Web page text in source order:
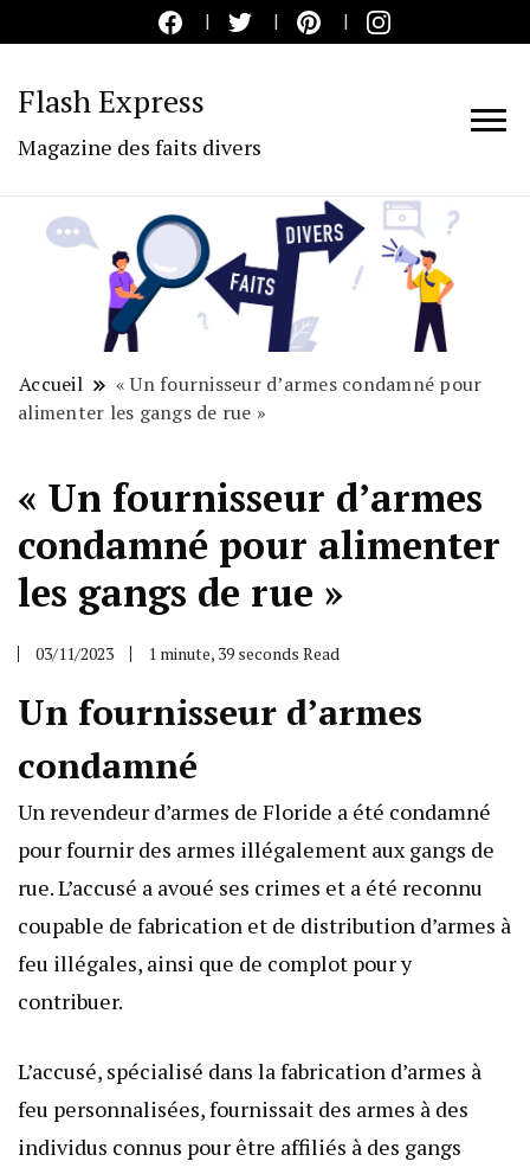
Flash Express
Magazine des faits divers
Accueil
« Un fournisseur d’armes condamné pour
alimenter les gangs de rue »
« Un fournisseur d’armes
condamné pour alimenter
les gangs de rue »
03/11/2023 1 minute, 39 seconds Read
Un fournisseur d’armes
condamné
Un revendeur d’armes de Floride a été condamné
pour fournir des armes illégalement aux gangs de
rue. L’accusé a avoué ses crimes et a été reconnu
coupable de fabrication et de distribution d’armes à
feu illégales, ainsi que de complot pour y
contribuer.
L’accusé, spécialisé dans la fabrication d’armes à
feu personnalisées, fournissait des armes à des
individus connus pour être affiliés à des gangs